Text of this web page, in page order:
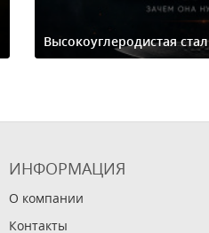
Высокоуглеродистая
ИНФОРМАЦИЯ
О компании
Контакты